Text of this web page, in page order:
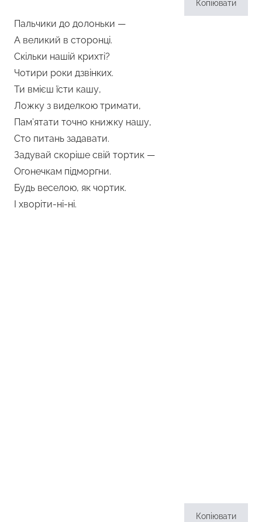
Копіювати
Пальчики до долоньки —
А великий в сторонці.
Скільки нашій крихті?
Чотири роки дзвінких.
Ти вмієш їсти кашу,
Ложку з виделкою тримати,
Пам’ятати точно книжку нашу,
Сто питань задавати.
Задувай скоріше свій тортик —
Огонечкам підморгни.
Будь веселою, як чортик.
І хворіти-ні-ні.
Копіювати